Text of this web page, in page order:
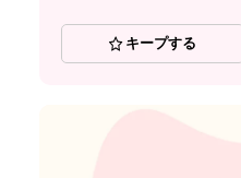
キープする